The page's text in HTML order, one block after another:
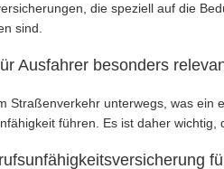
die speziell auf die
sind.
Ausfahrer besonders
Straßenverkehr unterwegs, was
führen. Es ist daher